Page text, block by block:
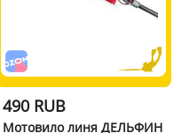
490 RUB
Мотовило линя ДЕЛЬФИН